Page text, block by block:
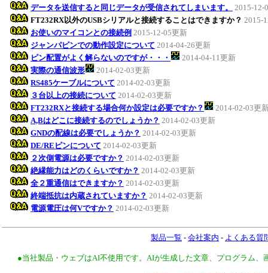
データを送信すると同じデータが受信されてしまいます。
2015-12-
FT232RX以外のUSBシリアルと接続することはできますか？ 2015-
お使いのマイコンとの接続例 2015-12-05更新
ジャンパピンでの動作設定について 2014-04-26更新
ピン配置がよく解らないのですが・・・
2014-04-11更新
実際の通信波形
2014-02-03更新
RS485ケーブルについて 2014-02-03更新
３台以上の接続について 2014-02-03更新
FT232RXと接続する場合何か設定は必要ですか？
2014-02-03更
A,Bはどこに接続するのでしょうか？ 2014-02-03更新
GNDの配線は必要でしょうか？ 2014-02-03更新
DE/REピンについて 2014-02-03更新
２次側電源は必要ですか？ 2014-02-03更新
絶縁能力はどのくらいですか？ 2014-02-03更新
全２重通信はできますか？ 2014-02-03更新
終端抵抗は内蔵されていますか？ 2014-02-03更新
電源電圧は何Vですか？ 2014-02-03更新
製品一覧 - 会社案内 - よくある質
●当社製品・ウェブはAI不使用です。AIが生成した文章、プログラム